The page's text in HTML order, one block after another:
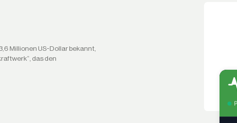
Millionen US-Dollar bekannt,
das den